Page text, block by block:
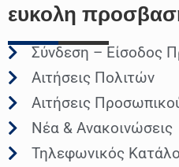
ευκολη
Σύνδεση – Είσοδος
Αιτήσεις Πολιτών
Αιτήσεις
Νέα & Ανακοινώσεις
Τηλεφωνικός